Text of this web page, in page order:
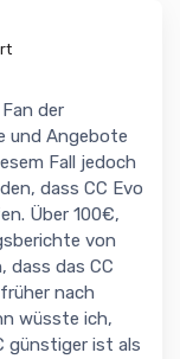
der
und Angebote
Fall jedoch
dass CC Evo
Über 100€,
von
dass das CC
nach
wüsste ich,
günstiger ist als